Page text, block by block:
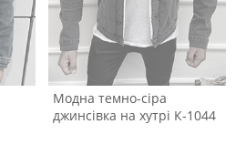
Модна темно-сіра
джинсівка на хутрі К-1044